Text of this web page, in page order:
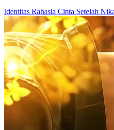
Identitas Rahasia Cinta Setelah